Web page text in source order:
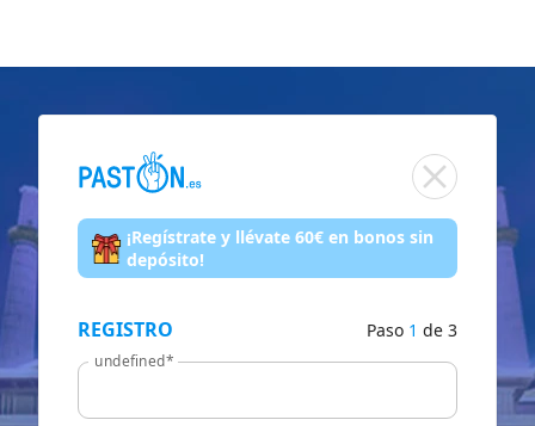
¡Regístrate y llévate 60€ en bonos sin
depósito!
REGISTRO Paso 1 de 3
undefined*